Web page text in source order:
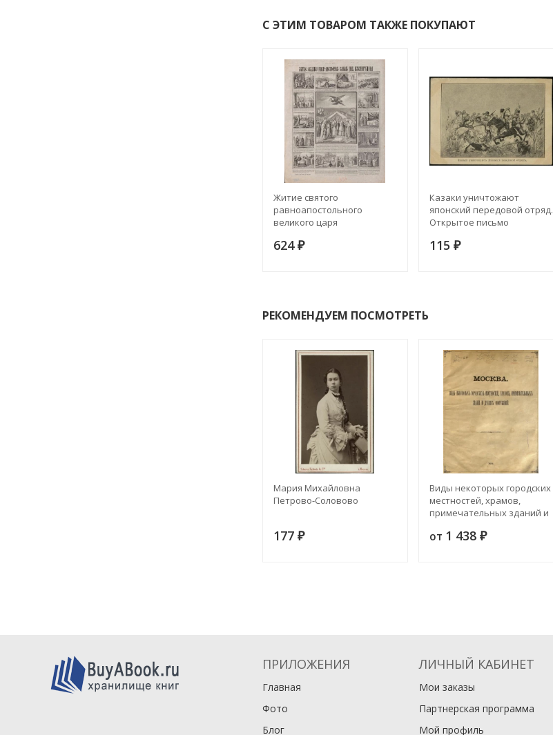
С ЭТИМ ТОВАРОМ ТАКЖЕ ПОКУПАЮТ
Житие святого
равноапостольного
великого царя
года
624 ₽
Казаки уничтожают
японский передовой отряд.
Открытое письмо
115 ₽
РЕКОМЕНДУЕМ ПОСМОТРЕТЬ
Мария Михайловна
Петрово-Соловово
177 ₽
Виды некоторых городских
местностей, храмов,
примечательных зданий и
от 1 438 ₽
ПРИЛОЖЕНИЯ
Главная
Фото
Блог
ЛИЧНЫЙ КАБИНЕТ
Мои заказы
Партнерская программа
Мой профиль